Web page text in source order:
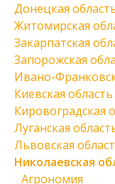
Донецкая
Житомирская
Закарпатская
Запорожская
Ивано-
Киевская область
Кировоградская
Луганская
Львовская
Николаевская
Агрономия